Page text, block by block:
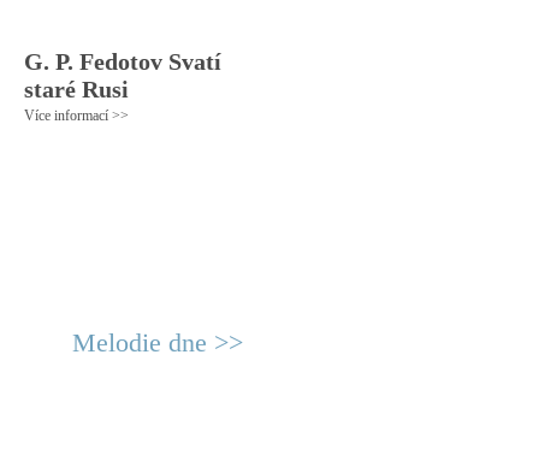
G. P. Fedotov Svatí
staré Rusi
Více informací >>
Melodie dne >>